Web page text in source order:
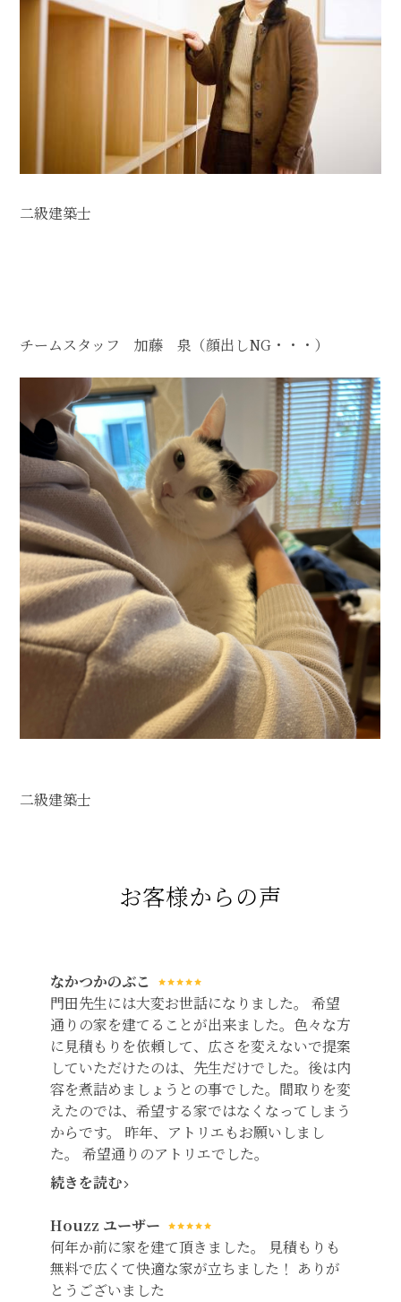
Home
事例紹介
住宅建築事業部～HAUS LABO 拓
住宅商品
二級建築士
チームスタッフ 加藤 泉（顔出しNG・・・）
二級建築士
お客様からの声
なかつかのぶこ
門田先生には大変お世話になりました。 希望
通りの家を建てることが出来ました。色々な方
に見積もりを依頼して、広さを変えないで提案
していただけたのは、先生だけでした。後は内
容を煮詰めましょうとの事でした。間取りを変
えたのでは、希望する家ではなくなってしまう
からです。 昨年、アトリエもお願いしまし
た。 希望通りのアトリエでした。
続きを読む
Houzz ユーザー
何年か前に家を建て頂きました。 見積もりも
無料で広くて快適な家が立ちました！ ありが
とうございました